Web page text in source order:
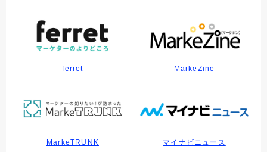
ferret MarkeZine
MarkeTRUNK マイナビニュース